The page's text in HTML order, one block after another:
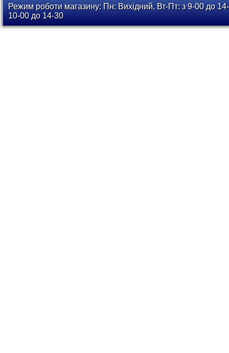
Режим роботи магазину: Пн: Вихідний, Вт-Пт: з 9-00 до
10-00 до 14-30